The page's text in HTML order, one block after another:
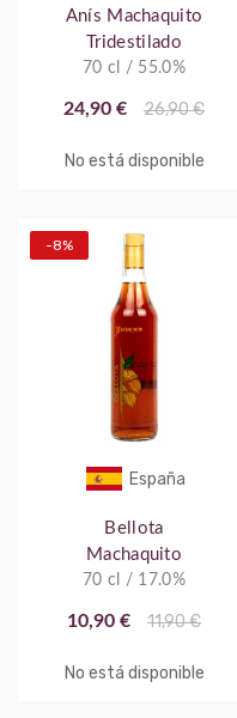
Anís Machaquito
Tridestilado
70 cl / 55.0%
24,90 € 26,90 €
No está disponible
España
-8%
Bellota
Machaquito
70 cl / 17.0%
10,90 € 11,90 €
No está disponible